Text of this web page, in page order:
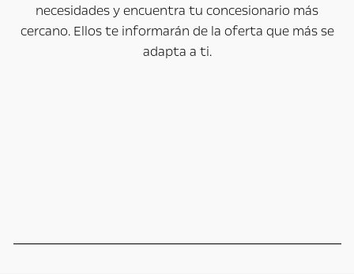
necesidades y encuentra tu concesionario más
cercano. Ellos te informarán de la oferta que más se
adapta a ti.